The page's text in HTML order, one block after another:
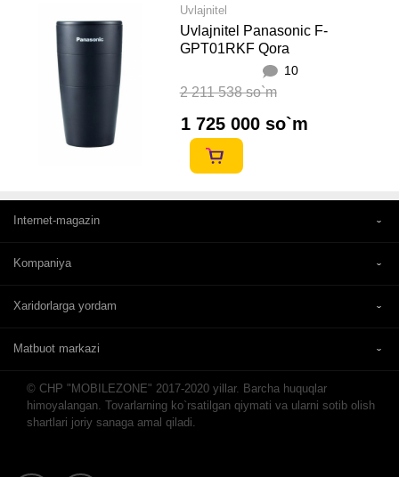
Uvlajnitel
Uvlajnitel Panasonic F-
GPT01RKF Qora
10
2 211 538 so`m
1 725 000 so`m
Internet-magazin
Kompaniya
Xaridorlarga yordam
Matbuot markazi
© CHP "MOBILEZONE" 2017-2020 yillar. Barcha huquqlar
himoyalangan. Tovarlarning ko`rsatilgan qiymati va ularni sotib olish
shartlari joriy sanaga amal qiladi.